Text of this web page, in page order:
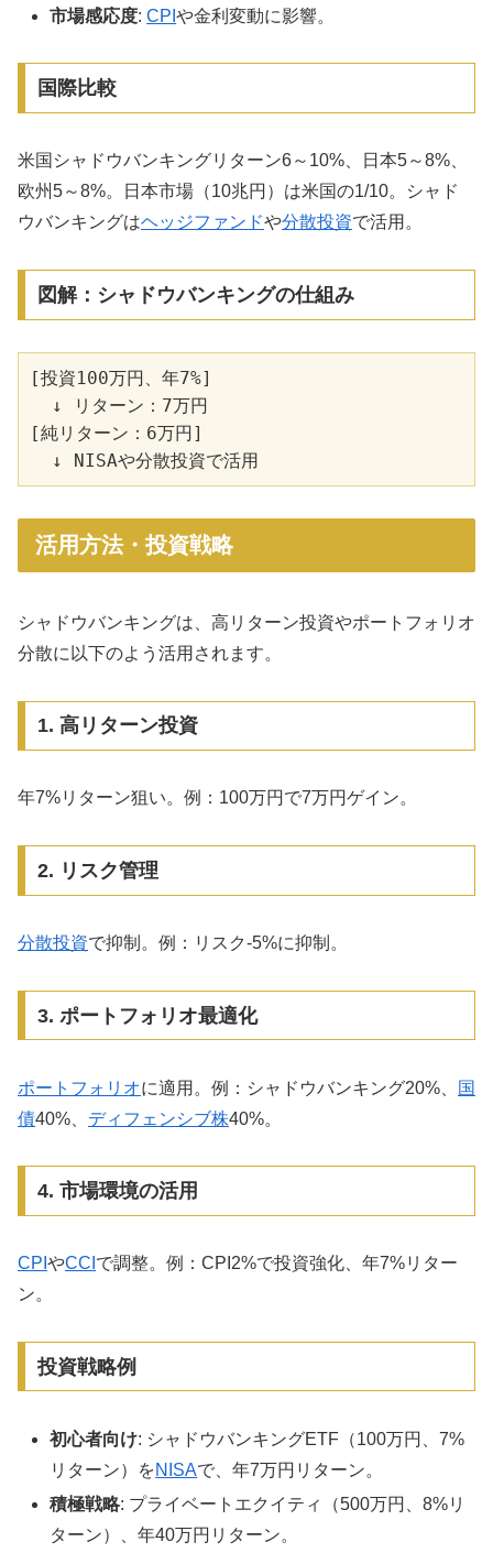
市場感応度:CPIや金利変動に影響。
国際比較
米国シャドウバンキングリターン6～10%、日本5～8%、
欧州5～8%。日本市場（10兆円）は米国の1/10。シャド
ウバンキングはヘッジファンドや分散投資で活用。
図解：シャドウバンキングの仕組み
[投資100万円、年7%]
  ↓ リターン：7万円
[純リターン：6万円]
活用方法・投資戦略
シャドウバンキングは、高リターン投資やポートフォリオ
分散に以下のよう活用されます。
1. 高リターン投資
年7%リターン狙い。例：100万円で7万円ゲイン。
2. リスク管理
分散投資で抑制。例：リスク-5%に抑制。
3. ポートフォリオ最適化
ポートフォリオに適用。例：シャドウバンキング20%、
国
債40%、 ディフェンシブ株40%。
4. 市場環境の活用
CPI やCCI で調整。例：CPI2%で投資強化、年7%リター
ン。
投資戦略例
初心者向け: シャドウバンキングETF（100万円、7%
リターン）をNISAで、年7万円リターン。
積極戦略: プライベートエクイティ（500万円、8%リ
ターン）、年40万円リターン。